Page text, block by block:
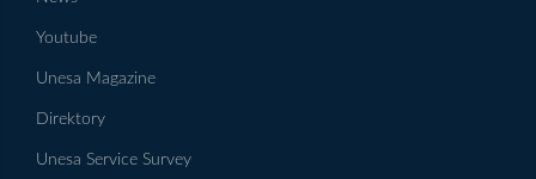
Youtube
Unesa Magazine
Direktory
Unesa Service Survey